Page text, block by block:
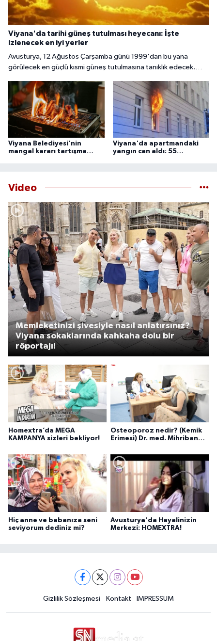
Viyana'da tarihi güneş tutulması heyecanı: İşte
izlenecek en iyi yerler
Avusturya, 12 Ağustos Çarşamba günü 1999'dan bu yana
görülecek en güçlü kısmi güneş tutulmasına tanıklık edecek.
85 ila 89'unun Ay tarafından örtüleceği bu nadir doğa olayını
izlemek için çeşitli noktalarda bir araya gelecek.
Viyana Belediyesi'nin
mangal kararı tartışma
Viyana'da apartmandaki
yangın can aldı: 55
Video
Homextra’da MEGA
KAMPANYA sizleri bekliyor!
Osteoporoz nedir? (Kemik
Erimesi) Dr. med. Mihriban
Memleketinizi şivesiyle nasıl anlatırsınız?
Viyana sokaklarında kahkaha dolu bir
röportajı!
Hiç anne ve babanıza seni
seviyorum dediniz mi?
Avusturya'da Hayalinizin
Merkezi: HOMEXTRA!
Gizlilik Sözleşmesi Kontakt IMPRESSUM